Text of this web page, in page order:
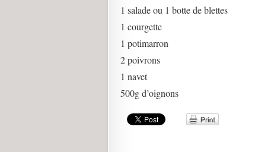
1 salade ou 1 botte de blettes
1 courgette
1 potimarron
2 poivrons
1 navet
500g d’oignons